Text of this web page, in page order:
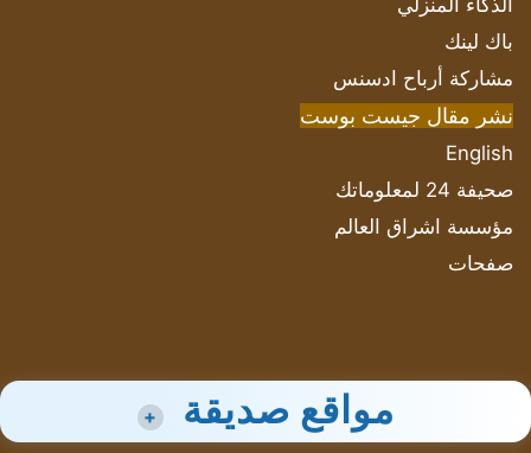
الذكاء المنزلي
باك لينك
مشاركة أرباح ادسنس
نشر مقال جيست بوست
English
صحيفة 24 لمعلوماتك
مؤسسة اشراق العالم
صفحات
مواقع صديقة +